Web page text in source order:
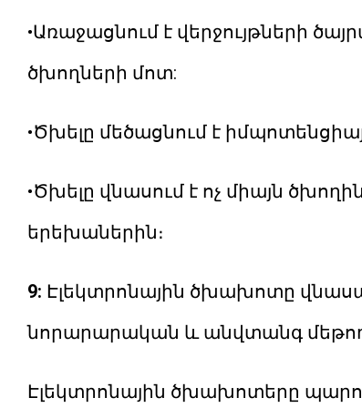
•Առաջացնում է վերջույթների
ծխողների մոտ:
•Ծխելը մեծացնում է
•Ծխելը վնասում է ոչ միայն
երեխաներին։
9: Էլեկտրոնային ծխախոտը
նորարարական և անվտանգ
Էլեկտրոնային ծխախոտերը